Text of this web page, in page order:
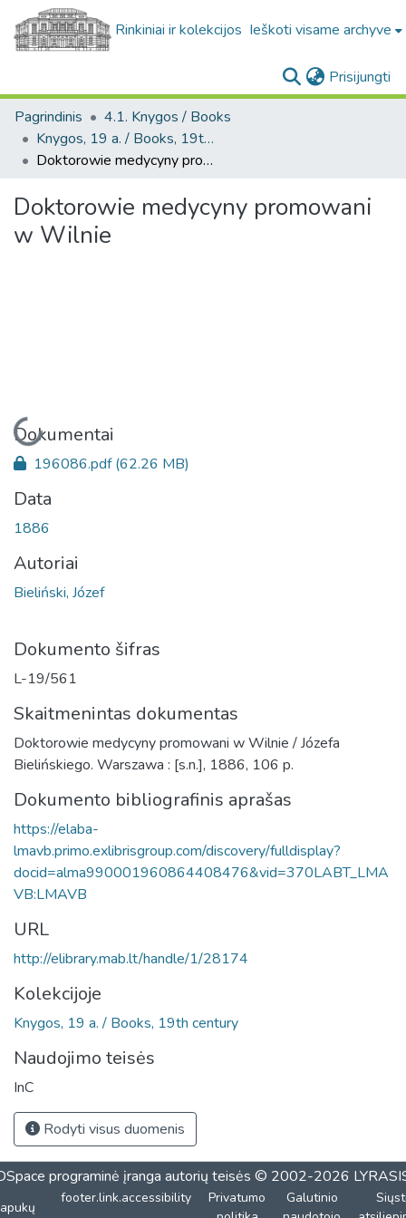
Rinkiniai ir kolekcijos Ieškoti visame archyve
Prisijungti
Pagrindinis
4.1. Knygos / Books
Knygos, 19 a. / Books, 19th century
Doktorowie medycyny promowani w Wilnie
Doktorowie medycyny promowani
w Wilnie
Įkeliama...
Dokumentai
196086.pdf(62.26 MB)
Data
1886
Autoriai
Bieliński, Józef
Dokumento šifras
L-19/561
Skaitmenintas dokumentas
Doktorowie medycyny promowani w Wilnie / Józefa
Bielińskiego. Warszawa : [s.n.], 1886, 106 p.
Dokumento bibliografinis aprašas
https://elaba-
lmavb.primo.exlibrisgroup.com/discovery/fulldisplay?
docid=alma990001960864408476&vid=370LABT_LMA
VB:LMAVB
URL
http://elibrary.mab.lt/handle/1/28174
Kolekcijoje
Knygos, 19 a. / Books, 19th century
Naudojimo teisės
InC
Rodyti visus duomenis
programinė įranga autorių teisės © 2002-2026
footer.link.accessibility
Privatumo
Galutinio